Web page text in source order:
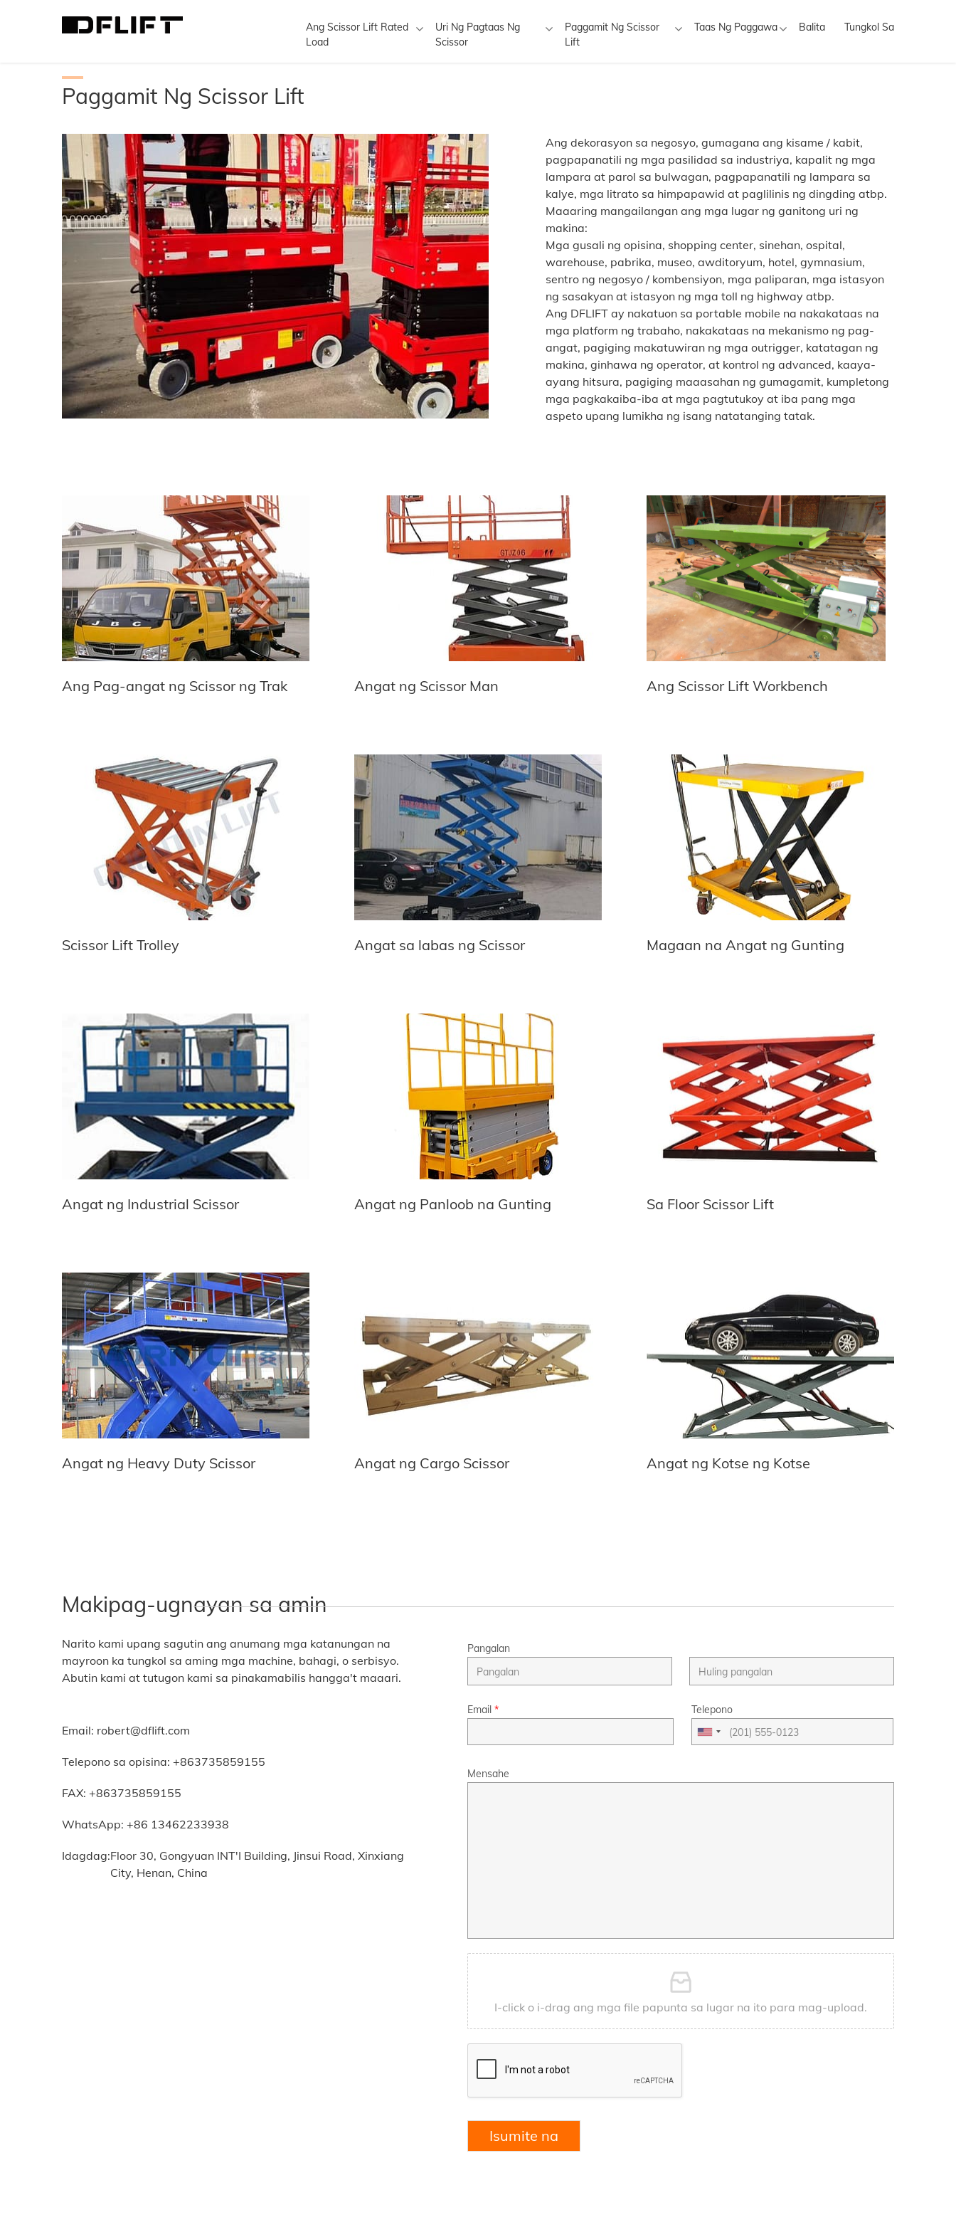
Ang Scissor Lift Rated
Load
Uri Ng Pagtaas Ng
Scissor
Paggamit Ng Scissor
Lift
Taas Ng Paggawa Balita Tungkol Sa
> Paggamit ng Scissor Lift
Paggamit Ng Scissor Lift
Ang dekorasyon sa negosyo, gumagana ang kisame / kabit,
pagpapanatili ng mga pasilidad sa industriya, kapalit ng mga
lampara at parol sa bulwagan, pagpapanatili ng lampara sa
kalye, mga litrato sa himpapawid at paglilinis ng dingding atbp.
Maaaring mangailangan ang mga lugar ng ganitong uri ng
makina:
Mga gusali ng opisina, shopping center, sinehan, ospital,
warehouse, pabrika, museo, awditoryum, hotel, gymnasium,
sentro ng negosyo / kombensiyon, mga paliparan, mga istasyon
ng sasakyan at istasyon ng mga toll ng highway atbp.
Ang DFLIFT ay nakatuon sa portable mobile na nakakataas na
mga platform ng trabaho, nakakataas na mekanismo ng pag-
angat, pagiging makatuwiran ng mga outrigger, katatagan ng
makina, ginhawa ng operator, at kontrol ng advanced, kaaya-
ayang hitsura, pagiging maaasahan ng gumagamit, kumpletong
mga pagkakaiba-iba at mga pagtutukoy at iba pang mga
aspeto upang lumikha ng isang natatanging tatak.
Ang Pag-angat ng Scissor ng Trak Angat ng Scissor Man Ang Scissor Lift Workbench
Scissor Lift Trolley Angat sa labas ng Scissor Magaan na Angat ng Gunting
Angat ng Industrial Scissor Angat ng Panloob na Gunting Sa Floor Scissor Lift
Angat ng Heavy Duty Scissor Angat ng Cargo Scissor Angat ng Kotse ng Kotse
Makipag-ugnayan sa amin
Narito kami upang sagutin ang anumang mga katanungan na
mayroon ka tungkol sa aming mga machine, bahagi, o serbisyo.
Abutin kami at tutugon kami sa pinakamabilis hangga't maaari.
Email: robert@dflift.com
Telepono sa opisina: +863735859155
FAX: +863735859155
WhatsApp: +86 13462233938
Idagdag:Floor 30, Gongyuan INT'I Building, Jinsui Road, Xinxiang
City, Henan, China
Pangalan
Email * Telepono
Mensahe
I-click o i-drag ang mga file papunta sa lugar na ito para mag-upload.
Isumite na